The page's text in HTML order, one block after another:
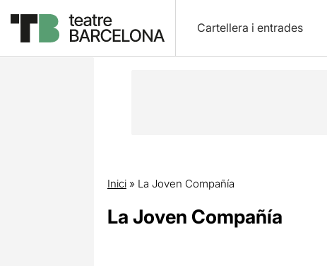
Cartellera i entrades
Inici» La Joven Compañía
La Joven Compañía